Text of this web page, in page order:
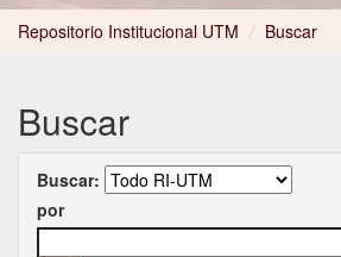
Repositorio Institucional UTM / Buscar
Buscar
Buscar:
por